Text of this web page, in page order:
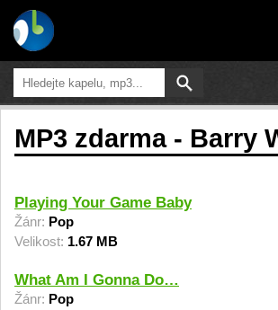
MP3 zdarma - Barry
Playing Your Game Baby
Žánr: Pop
Velikost: 1.67 MB
What Am I Gonna Do…
Žánr: Pop